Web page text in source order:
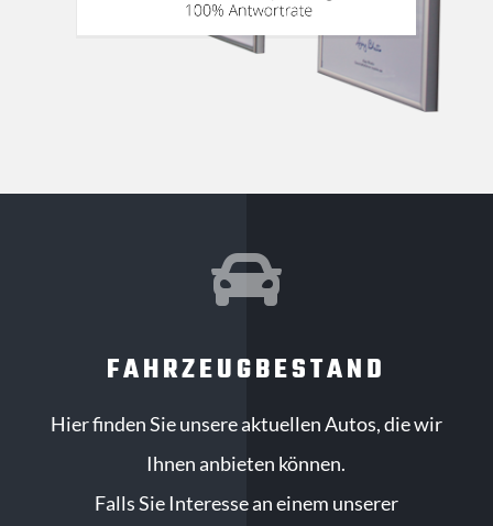

FAHRZEUGBESTAND
Hier finden Sie unsere aktuellen Autos, die wir
Ihnen anbieten können.
Falls Sie Interesse an einem unserer